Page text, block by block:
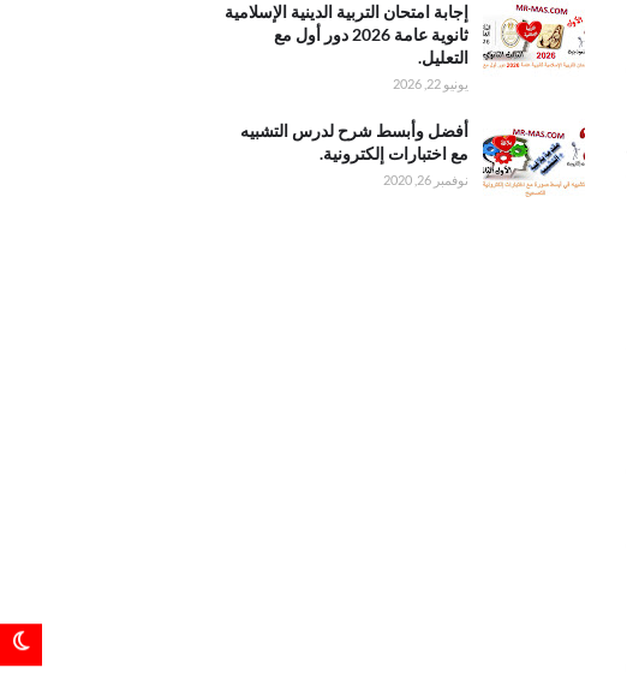
.إجابة امتحان
التربية الدينية
الإسلامية
مع التعليل
إجابة امتحان التربية الدينية الإسلامية
ثانوية عامة 2026 دور أول مع
التعليل.
يونيو 22, 2026
.أفضل وأبسط
شرح لدرس
التشبيه مع
اختبارات
أفضل وأبسط شرح لدرس التشبيه
مع اختبارات إلكترونية.
نوفمبر 26, 2020